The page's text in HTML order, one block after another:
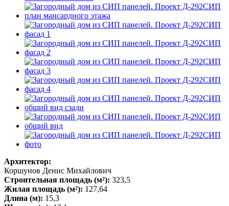
Архитектор:
Коршунов Денис Михайлович
Строительная площадь (м²): 323,5
Жилая площадь (м²): 127,64
Длина (м): 15,3